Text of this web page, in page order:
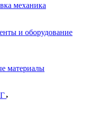
механика
и оборудование
материалы